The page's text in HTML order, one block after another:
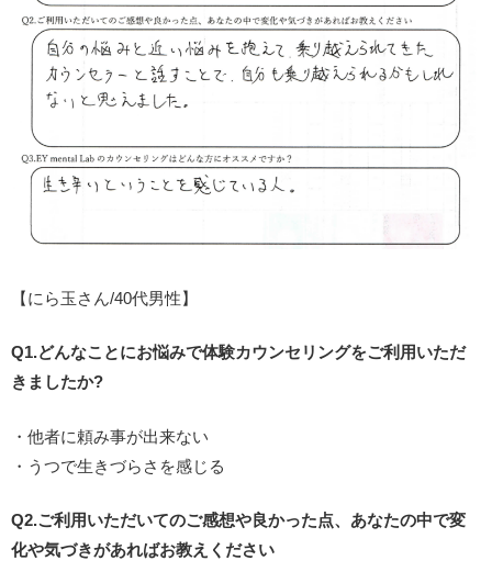
【にら玉さん/40代男性】
Q1.どんなことにお悩みで体験カウンセリングをご利用いただ
きましたか?
・他者に頼み事が出来ない
・うつで生きづらさを感じる
Q2.ご利用いただいてのご感想や良かった点、あなたの中で変
化や気づきがあればお教えください